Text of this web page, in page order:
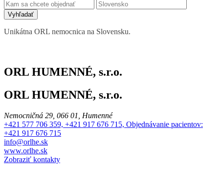
Vyhľadať
Unikátna ORL nemocnica na Slovensku.
ORL HUMENNÉ, s.r.o.
ORL HUMENNÉ, s.r.o.
Nemocničná 29, 066 01, Humenné
+421 577 706 359, +421 917 676 715, Objednávanie pacientov:
+421 917 676 715
info@orlhe.sk
www.orlhe.sk
Zobraziť kontakty